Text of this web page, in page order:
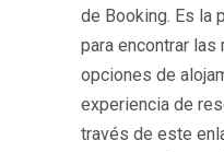
de Booking. Es la
para encontrar
opciones de
experiencia de
través de este